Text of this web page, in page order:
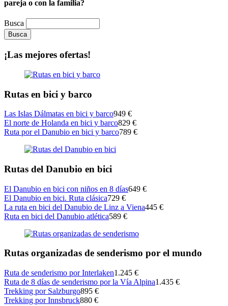
pareja o con la familia?
Busca
Busca
¡Las mejores ofertas!
Rutas en bici y barco
Las Islas Dálmatas en bici y barco949 €
El norte de Holanda en bici y barco829 €
Ruta por el Danubio en bici y barco789 €
Rutas del Danubio en bici
El Danubio en bici con niños en 8 días649 €
El Danubio en bici. Ruta clásica729 €
La ruta en bici del Danubio de Linz a Viena445 €
Ruta en bici del Danubio atlética589 €
Rutas organizadas de senderismo por el mundo
Ruta de senderismo por Interlaken1.245 €
Ruta de 8 días de senderismo por la Vía Alpina1.435 €
Trekking por Salzburgo895 €
Trekking por Innsbruck880 €